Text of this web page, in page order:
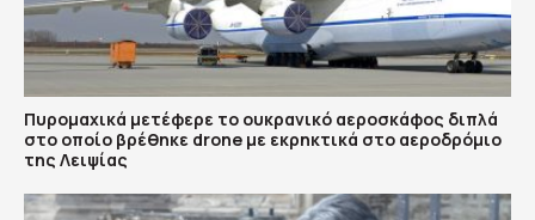
Πυρομαχικά μετέφερε το ουκρανικό αεροσκάφος διπλά
στο οποίο βρέθηκε drone με εκρηκτικά στο αεροδρόμιο
της Λειψίας